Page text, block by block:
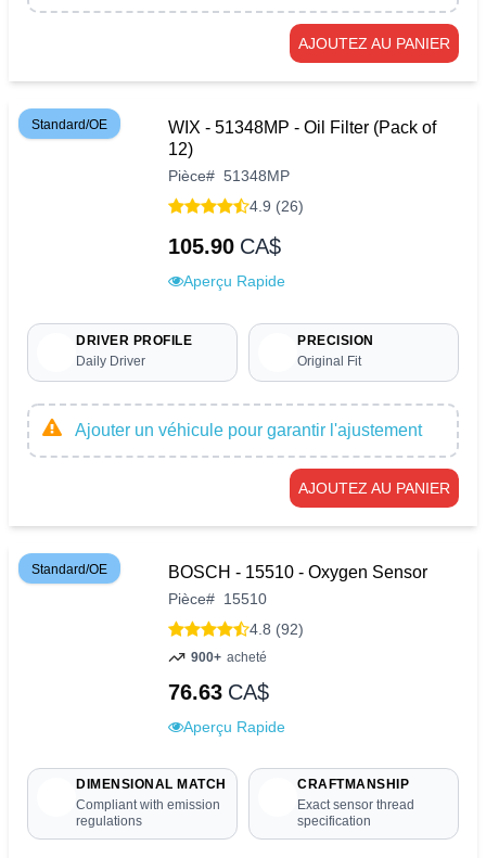
AJOUTEZ AU PANIER
Standard/OE
WIX - 51348MP - Oil Filter (Pack of
12)
Pièce# 51348MP
4.9 (26)
105.90 CA$
Aperçu Rapide
DRIVER PROFILE
Daily Driver
PRECISION
Original Fit
Ajouter un véhicule pour garantir l'ajustement
AJOUTEZ AU PANIER
Standard/OE BOSCH - 15510 - Oxygen Sensor
Pièce# 15510
4.8 (92)
900+ acheté
76.63 CA$
Aperçu Rapide
DIMENSIONAL MATCH
Compliant with emission
regulations
CRAFTMANSHIP
Exact sensor thread
specification